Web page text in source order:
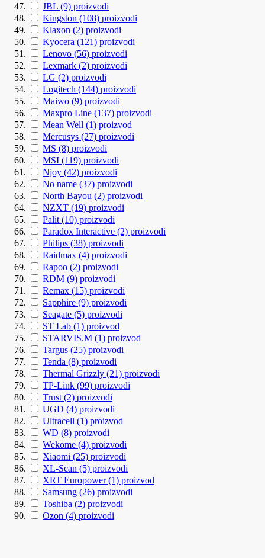
JBL (9) proizvodi
Kingston (108) proizvodi
Klaxon (2) proizvodi
Kyocera (121) proizvodi
Lenovo (56) proizvodi
Lexmark (2) proizvodi
LG (2) proizvodi
Logitech (144) proizvodi
Maiwo (9) proizvodi
Maxpro Line (137) proizvodi
Mean Well (1) proizvod
Mercusys (27) proizvodi
MS (8) proizvodi
MSI (119) proizvodi
Njoy (42) proizvodi
No name (37) proizvodi
North Bayou (2) proizvodi
NZXT (19) proizvodi
Palit (10) proizvodi
Paradox Interactive (2) proizvodi
Philips (38) proizvodi
Raidmax (4) proizvodi
Rapoo (2) proizvodi
RDM (9) proizvodi
Remax (15) proizvodi
Sapphire (9) proizvodi
Seagate (5) proizvodi
ST Lab (1) proizvod
STARVIS.M (1) proizvod
Targus (25) proizvodi
Tenda (8) proizvodi
Thermal Grizzly (21) proizvodi
TP-Link (99) proizvodi
Trust (2) proizvodi
UGD (4) proizvodi
Ultracell (1) proizvod
WD (8) proizvodi
Wekome (4) proizvodi
Xiaomi (25) proizvodi
XL-Scan (5) proizvodi
XRT Europower (1) proizvod
Samsung (26) proizvodi
Toshiba (2) proizvodi
Ozon (4) proizvodi